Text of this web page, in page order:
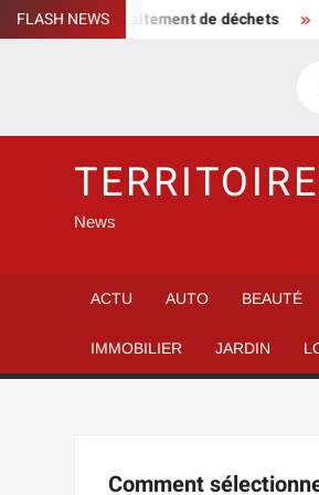
Skip
to
FLASH NEWS
entreprise de traitement de déchets
News
ACTU AUTO BEAUTÉ
IMMOBILIER JARDIN
Comment